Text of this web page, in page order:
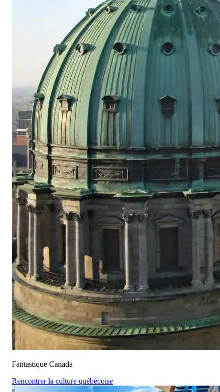
Fantastique Canada
Rencontrer la culture québécoise